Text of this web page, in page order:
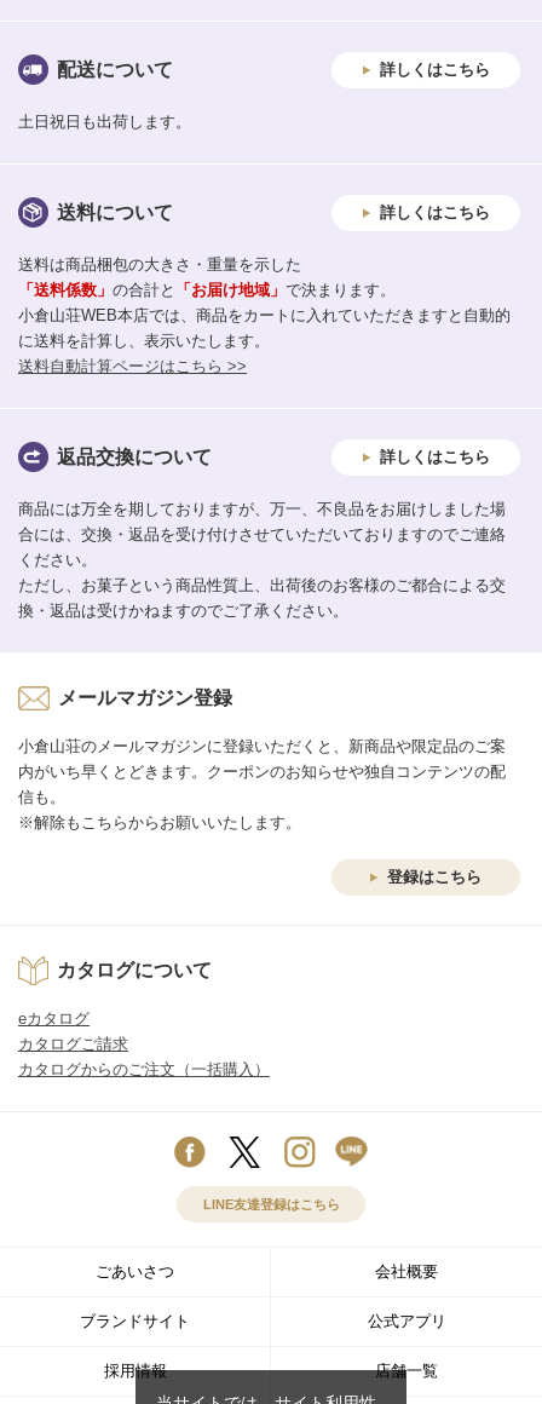
配送について 詳しくはこちら
土日祝日も出荷します。
送料について 詳しくはこちら
送料は商品梱包の大きさ・重量を示した
「送料係数」 の合計と 「お届け地域」 で決まります。
小倉山荘WEB本店では、商品をカートに入れていただきますと自動的
に送料を計算し、表示いたします。
送料自動計算ページはこちら >>
返品交換について 詳しくはこちら
商品には万全を期しておりますが、万一、不良品をお届けしました場
合には、交換・返品を受け付けさせていただいておりますのでご連絡
ください。
ただし、お菓子という商品性質上、出荷後のお客様のご都合による交
換・返品は受けかねますのでご了承ください。
メールマガジン登録
小倉山荘のメールマガジンに登録いただくと、新商品や限定品のご案
内がいち早くとどきます。クーポンのお知らせや独自コンテンツの配
信も。
※解除もこちらからお願いいたします。
登録はこちら
カタログについて
eカタログ
カタログご請求
カタログからのご注文（一括購入）
LINE友達登録はこちら
ごあいさつ 会社概要
ブランドサイト 公式アプリ
採用情報 店舗一覧